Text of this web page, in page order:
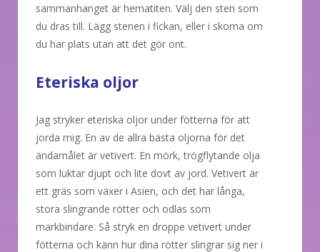
sammanhanget är hematiten. Välj den sten som
du dras till. Lägg stenen i fickan, eller i skorna om
du har plats utan att det gör ont.
Eteriska oljor
Jag stryker eteriska oljor under fötterna för att
jorda mig. En av de allra bästa oljorna för det
ändamålet är vetivert. En mörk, trögflytande olja
som luktar djupt och lite dovt av jord. Vetivert är
ett gräs som växer i Asien, och det har långa,
stora slingrande rötter och odlas som
markbindare. Så stryk en droppe vetivert under
fötterna och känn hur dina rötter slingrar sig ner i